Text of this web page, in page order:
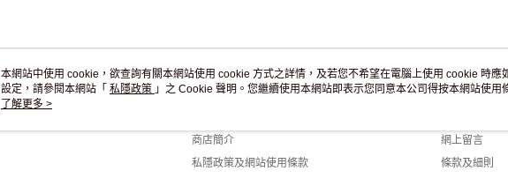
關於我們
商店簡介
私隱政策及網站使用條款
客戶服務
網上留言
條款及細則
本網站中使用 cookie，欲查詢有關本網站使用 cookie 方式之詳情，及若您不希望在電腦上使用 cookie 時應
設定，請參閱本網站「 私隱政策 」之 Cookie 聲明。您繼續使用本網站即表示您同意本公司得按本網站使用
用 cookie。
了解更多 >